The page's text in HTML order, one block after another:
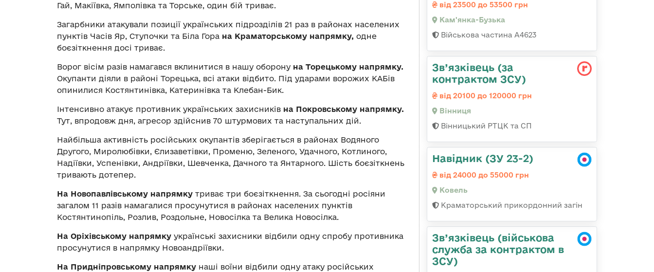
Гай, Макіївка, Ямполівка та Торське, один бій триває.
Загарбники атакували позиції українських підрозділів 21 раз в районах населених
пунктів Часів Яр, Ступочки та Біла Гора на Краматорському напрямку, одне
боєзіткнення досі триває.
Ворог вісім разів намагався вклинитися в нашу оборону на Торецькому напрямку.
Окупанти діяли в районі Торецька, всі атаки відбито. Під ударами ворожих КАБів
опинилися Костянтинівка, Катеринівка та Клебан-Бик.
Інтенсивно атакує противник українських захисників на Покровському напрямку.
Тут, впродовж дня, агресор здійснив 70 штурмових та наступальних дій.
Найбільша активність російських окупантів зберігається в районах Водяного
Другого, Миролюбівки, Єлизаветівки, Променю, Зеленого, Удачного, Котлиного,
Надіївки, Успенівки, Андріївки, Шевченка, Дачного та Янтарного. Шість боєзіткнень
тривають дотепер.
На Новопавлівському напрямку триває три боєзіткнення. За сьогодні росіяни
загалом 11 разів намагалися просунутися в районах населених пунктів
Костянтинопіль, Розлив, Роздольне, Новосілка та Велика Новосілка.
На Оріхівському напрямку українські захисники відбили одну спробу противника
просунутися в напрямку Новоандріївки.
На Придніпровському напрямку наші воїни відбили одну атаку російських
від 23500 до 53500 грн
Кам'янка-Бузька
Військова частина А4623
Зв’язківець (за
контрактом ЗСУ)
від 20100 до 120000 грн
Вінниця
Вінницький РТЦК та СП
Навідник (ЗУ 23-2)
від 24000 до 55000 грн
Ковель
Краматорський прикордонний загін
Зв’язківець (військова
служба за контрактом в
ЗСУ)